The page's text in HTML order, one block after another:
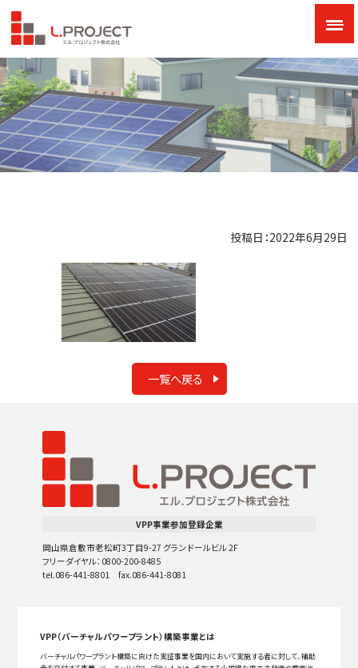
投稿日：2022年6月29日
一覧へ戻る
VPP事業参加登録企業
岡山県倉敷市老松町3丁目9-27 グランドールビル 2F
フリーダイヤル：0800-200-8485
tel.086-441-8801 fax.086-441-8081
VPP（バーチャルパワープラント）構築事業とは
バーチャルパワープラント構築に向けた実証事業を国内において実施する者に対して、補助